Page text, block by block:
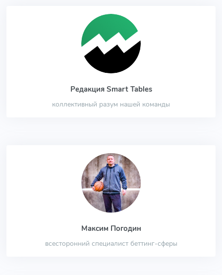
Редакция Smart Tables
коллективный разум нашей команды
Максим Погодин
всесторонний специалист беттинг-сферы